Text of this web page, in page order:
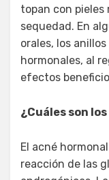
topan con pieles
sequedad. En
orales, los
hormonales, al
efectos
¿Cuáles son
El acné
reacción de las